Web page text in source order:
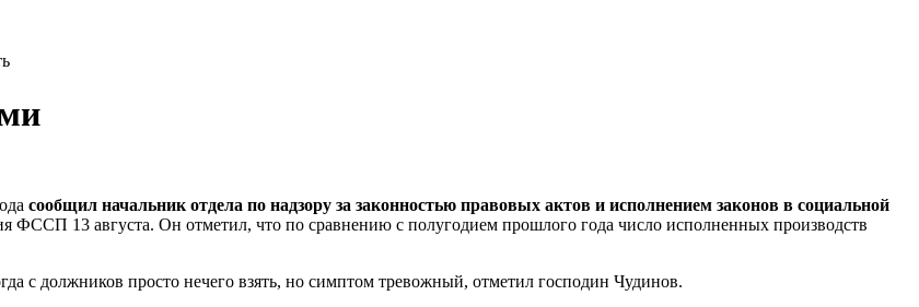
сообщил начальник отдела по надзору за законностью правовых актов и исполнением законов в социальной
ФССП 13 августа. Он отметил, что по сравнению с полугодием прошлого года число исполненных производств
с должников просто нечего взять, но симптом тревожный, отметил господин Чудинов.